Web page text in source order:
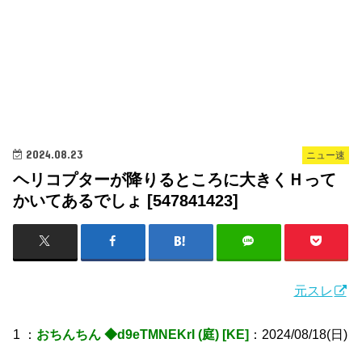
ニュー速
2024.08.23
ヘリコプターが降りるところに大きくＨって
かいてあるでしょ [547841423]
元スレ
1 ： おちんちん ◆d9eTMNEKrI (庭) [KE] ：2024/08/18(日)